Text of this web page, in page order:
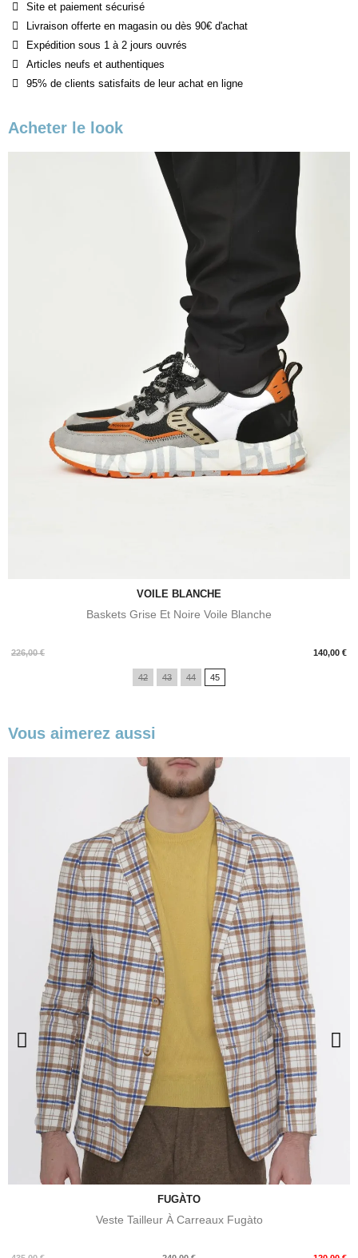
Site et paiement sécurisé
Livraison offerte en magasin ou dès 90€ d'achat
Expédition sous 1 à 2 jours ouvrés
Articles neufs et authentiques
95% de clients satisfaits de leur achat en ligne
Acheter le look
VOILE BLANCHE
Baskets Grise Et Noire Voile Blanche
226,00 € 140,00 €
Prix
42 43 44 45
Vous aimerez aussi
FUGÀTO
Veste Tailleur À Carreaux Fugàto